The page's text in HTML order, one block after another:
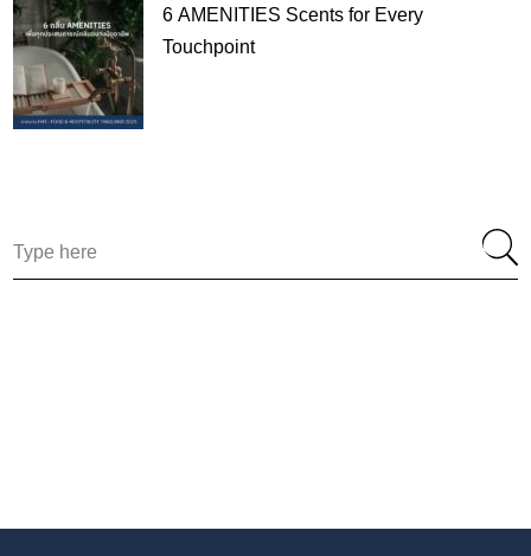
6 AMENITIES Scents for Every
Touchpoint
for: